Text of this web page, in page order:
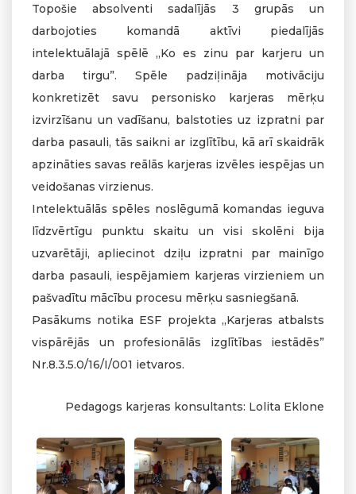
Topošie absolventi sadalījās 3 grupās un
darbojoties komandā aktīvi piedalījās
intelektuālajā spēlē „Ko es zinu par karjeru un
darba tirgu”. Spēle padziļināja motivāciju
konkretizēt savu personisko karjeras mērķu
izvirzīšanu un vadīšanu, balstoties uz izpratni par
darba pasauli, tās saikni ar izglītību, kā arī skaidrāk
apzināties savas reālās karjeras izvēles iespējas un
veidošanas virzienus.
Intelektuālās spēles noslēgumā komandas ieguva
līdzvērtīgu punktu skaitu un visi skolēni bija
uzvarētāji, apliecinot dziļu izpratni par mainīgo
darba pasauli, iespējamiem karjeras virzieniem un
pašvadītu mācību procesu mērķu sasniegšanā.
Pasākums notika ESF projekta „Karjeras atbalsts
vispārējās un profesionālās izglītības iestādēs”
Nr.8.3.5.0/16/I/001 ietvaros.
Pedagogs karjeras konsultants: Lolita Eklone